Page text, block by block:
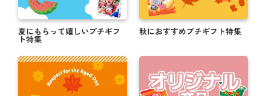
夏にもらって嬉しいプチギフ
ト特集
秋におすすめプチギフト特集